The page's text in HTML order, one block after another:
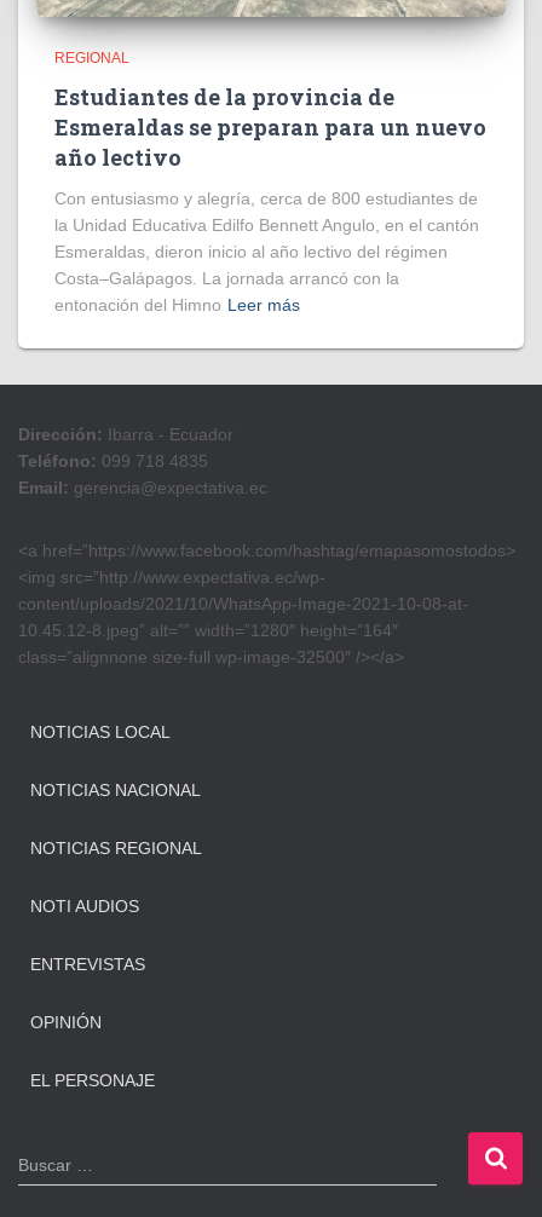
REGIONAL
Estudiantes de la provincia de
Esmeraldas se preparan para un nuevo
año lectivo
Con entusiasmo y alegría, cerca de 800 estudiantes de
la Unidad Educativa Edilfo Bennett Angulo, en el cantón
Esmeraldas, dieron inicio al año lectivo del régimen
Costa–Galápagos. La jornada arrancó con la
entonación del Himno Leer más
Dirección: Ibarra - Ecuador
Teléfono: 099 718 4835
Email: gerencia@expectativa.ec
<a href=”https://www.facebook.com/hashtag/emapasomostodos>
<img src=”http://www.expectativa.ec/wp-
content/uploads/2021/10/WhatsApp-Image-2021-10-08-at-
10.45.12-8.jpeg” alt=”” width=”1280″ height=”164″
class=”alignnone size-full wp-image-32500″ /></a>
NOTICIAS LOCAL
NOTICIAS NACIONAL
NOTICIAS REGIONAL
NOTI AUDIOS
ENTREVISTAS
OPINIÓN
EL PERSONAJE
B
u
Buscar …